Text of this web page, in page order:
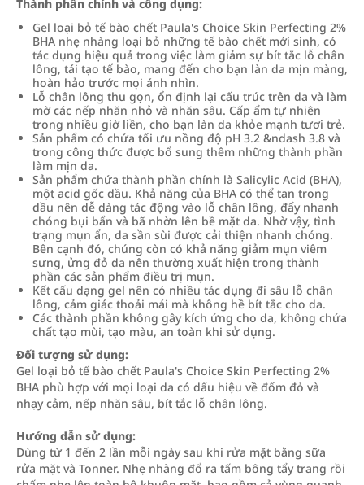
Thành phần chính và công dụng:
Gel loại bỏ tế bào chết Paula's Choice Skin Perfecting 2%
BHA nhẹ nhàng loại bỏ những tế bào chết mới sinh, có
tác dụng hiệu quả trong việc làm giảm sự bít tắc lỗ chân
lông, tái tạo tế bào, mang đến cho bạn làn da mịn màng,
hoàn hảo trước mọi ánh nhìn.
Lỗ chân lông thu gọn, ổn định lại cấu trúc trên da và làm
mờ các nếp nhăn nhỏ và nhăn sâu. Cấp ẩm tự nhiên
trong nhiều giờ liền, cho bạn làn da khỏe mạnh tươi trẻ.
Sản phẩm có chứa tối ưu nồng độ pH 3.2 &ndash 3.8 và
trong công thức được bổ sung thêm những thành phần
làm mịn da.
Sản phẩm chứa thành phần chính là Salicylic Acid (BHA),
một acid gốc dầu. Khả năng của BHA có thể tan trong
dầu nên dễ dàng tác động vào lỗ chân lông, đẩy nhanh
chóng bụi bẩn và bã nhờn lên bề mặt da. Nhờ vậy, tình
trạng mụn ẩn, da sần sùi được cải thiện nhanh chóng.
Bên cạnh đó, chúng còn có khả năng giảm mụn viêm
sưng, ửng đỏ da nên thường xuất hiện trong thành
phần các sản phẩm điều trị mụn.
Kết cấu dạng gel nên có nhiều tác dụng đi sâu lỗ chân
lông, cảm giác thoải mái mà không hề bít tắc cho da.
Các thành phần không gây kích ứng cho da, không chứa
chất tạo mùi, tạo màu, an toàn khi sử dụng.
Đối tượng sử dụng:
Gel loại bỏ tế bào chết Paula's Choice Skin Perfecting 2%
BHA phù hợp với mọi loại da có dấu hiệu về đốm đỏ và
nhạy cảm, nếp nhăn sâu, bít tắc lỗ chân lông.
Hướng dẫn sử dụng:
Dùng từ 1 đến 2 lần mỗi ngày sau khi rửa mặt bằng sữa
rửa mặt và Tonner. Nhẹ nhàng đổ ra tấm bông tẩy trang rồi